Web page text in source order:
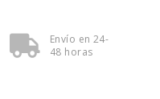
Envío en 24-
48 horas